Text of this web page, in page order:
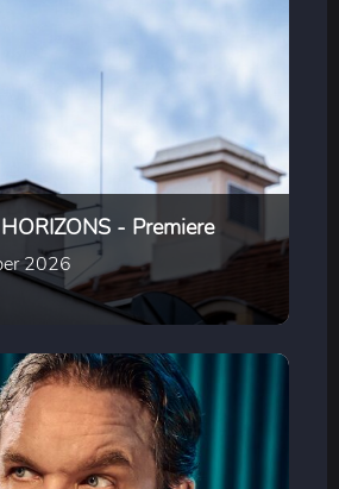
- Premiere
2026